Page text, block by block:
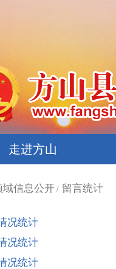
走进方山
域信息公开 / 留言统计
况统计
况统计
况统计